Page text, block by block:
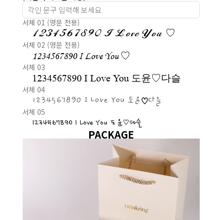
서체 01 (영문 전용)
1234567890 I Love You ♡
서체 02 (영문 전용)
1234567890 I Love You ♡
서체 03
1234567890 I Love You 도윤♡다슬
서체 04
1234567890 I Love You 도윤♡다슬
서체 05
1234567890 I Love You 도윤♡다슬
PACKAGE